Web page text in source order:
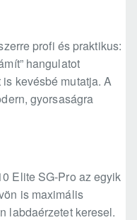
profi és praktikus:
hangulatot
kevésbé mutatja. A
gyorsaságra
Elite SG-Pro az egyik
is maximális
labdaérzetet keresel.